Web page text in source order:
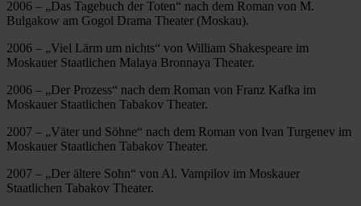
2006 – „Das Tagebuch der Toten“ nach dem Roman von M.
Bulgakow am Gogol Drama Theater (Moskau).
2006 – „Viel Lärm um nichts“ von William Shakespeare im
Moskauer Staatlichen Malaya Bronnaya Theater.
2006 – „Der Prozess“ nach dem Roman von Franz Kafka im
Moskauer Staatlichen Tabakov Theater.
2007 – „Väter und Söhne“ nach dem Roman von Ivan Turgenev im
Moskauer Staatlichen Tabakov Theater.
2007 – „Der ältere Sohn“ von Al. Vampilov im Moskauer
Staatlichen Tabakov Theater.